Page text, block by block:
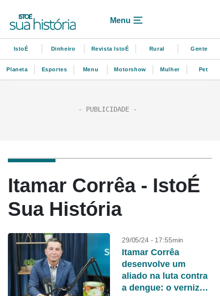
Menu
IstoÉ Dinheiro Revista IstoÉ Rural Gente
Planeta Esportes Menu Motorshow Mulher Pet
Itamar Corrêa - IstoÉ
Sua História
29/05/24 - 17:55min
Itamar Corrêa
desenvolve um
aliado na luta contra
a dengue: o verniz